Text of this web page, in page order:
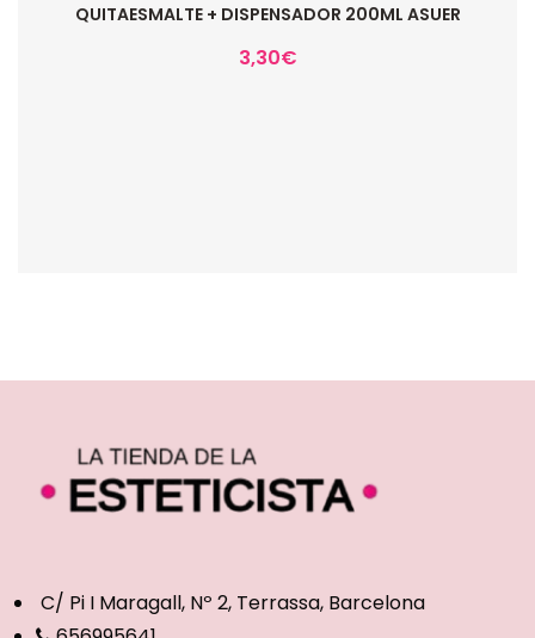
QUITAESMALTE + DISPENSADOR 200ML ASUER
3,30€
C/ Pi I Maragall, Nº 2, Terrassa, Barcelona